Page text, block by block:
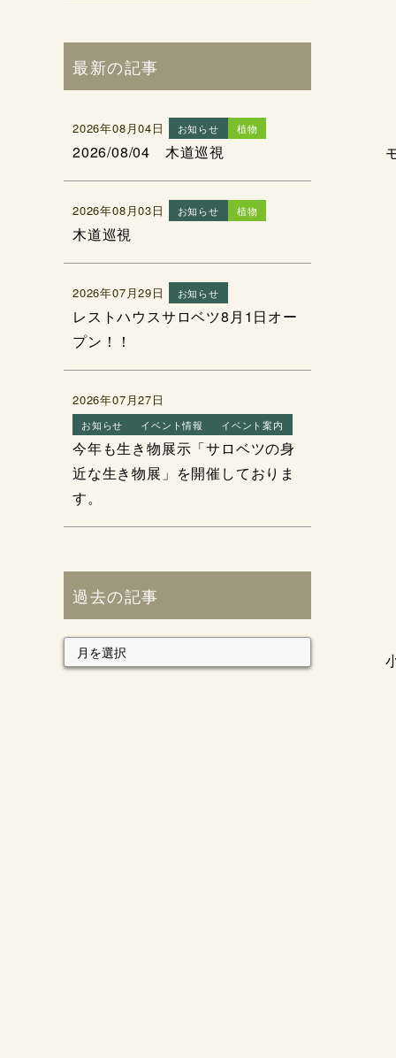
最新の記事
2026年08月04日 お知らせ 植物
2026/08/04 木道巡視
2026年08月03日 お知らせ 植物
木道巡視
2026年07月29日 お知らせ
レストハウスサロベツ8月1日オー
プン！！
2026年07月27日
お知らせ イベント情報 イベント案内
今年も生き物展示「サロベツの身
近な生き物展」を開催しておりま
す。
過去の記事